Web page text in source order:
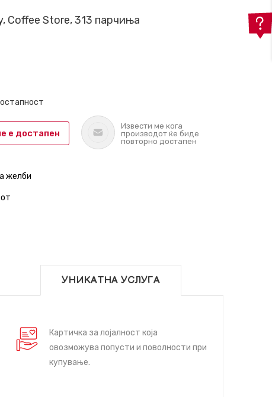
Coffee Store, 313 парчиња
е достапен
Извести ме кога
производот ќе биде
повторно достапен
желби
УНИКАТНА УСЛУГА
Картичка за лојалност која
овозможува попусти и поволности при
купување.